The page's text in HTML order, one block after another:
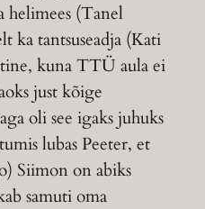
helimees (Tanel
ka tantsuseadja (Kati
kuna TTÜ aula ei
just kõige
oli see igaks juhuks
lubas Peeter, et
Siimon on abiks
samuti oma